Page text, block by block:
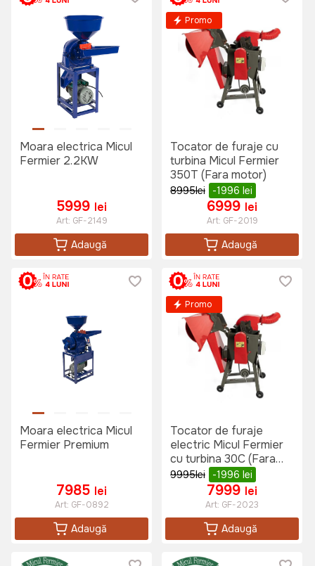
Moara electrica Micul
Fermier 2.2KW
5999 lei
Art: GF-2149
Adaugă
Promo
Tocator de furaje cu
turbina Micul Fermier
350T (Fara motor)
8995lei -1996 lei
6999 lei
Art: GF-2019
Adaugă
Moara electrica Micul
Fermier Premium
7985 lei
Art: GF-0892
Adaugă
Promo
Tocator de furaje
electric Micul Fermier
cu turbina 30C (Fara
motor)
9995lei -1996 lei
7999 lei
Art: GF-2023
Adaugă